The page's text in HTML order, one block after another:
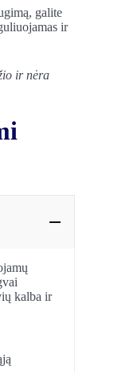
galite
ir
ir nėra
kalba ir